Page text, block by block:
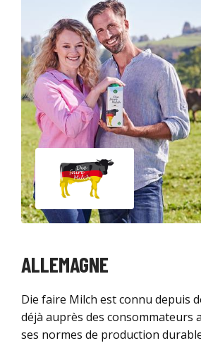
ALLEMAGNE
Die faire Milch est connu depuis
déjà auprès des consommateurs
ses normes de production